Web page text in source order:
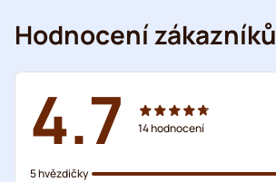
Hodnocení zákazníků
4.7 14hodnocení
5 hvězdičky